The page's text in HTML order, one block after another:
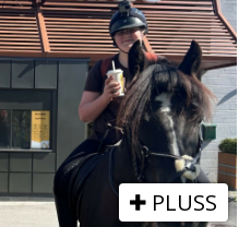
PLUSS